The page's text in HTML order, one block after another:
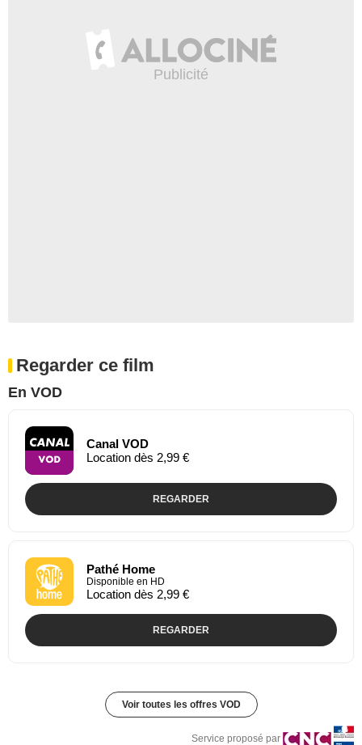
Regarder ce film
En VOD
Canal VOD
Location dès 2,99 €
REGARDER
Pathé Home
Disponible en HD
Location dès 2,99 €
REGARDER
Voir toutes les offres VOD
Service proposé par